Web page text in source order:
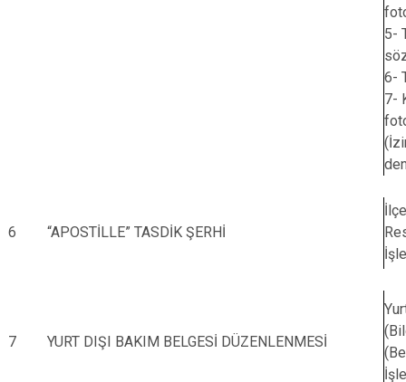
5-
6-
7-
6 “APOSTİLLE” TASDİK ŞERHİ
7 YURT DIŞI BAKIM BELGESİ DÜZENLENMESİ